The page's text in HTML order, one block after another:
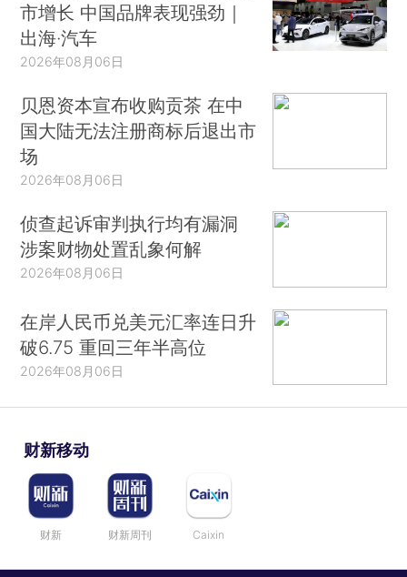
市增长 中国品牌表现强劲｜
出海·汽车
2026年08月06日
贝恩资本宣布收购贡茶 在中
国大陆无法注册商标后退出市
场
2026年08月06日
侦查起诉审判执行均有漏洞
涉案财物处置乱象何解
2026年08月06日
在岸人民币兑美元汇率连日升
破6.75 重回三年半高位
2026年08月06日
财新移动
财新 财新周刊 Caixin